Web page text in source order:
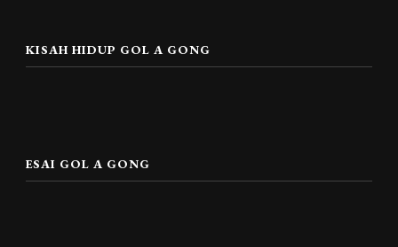
KISAH HIDUP GOL A GONG
ESAI GOL A GONG